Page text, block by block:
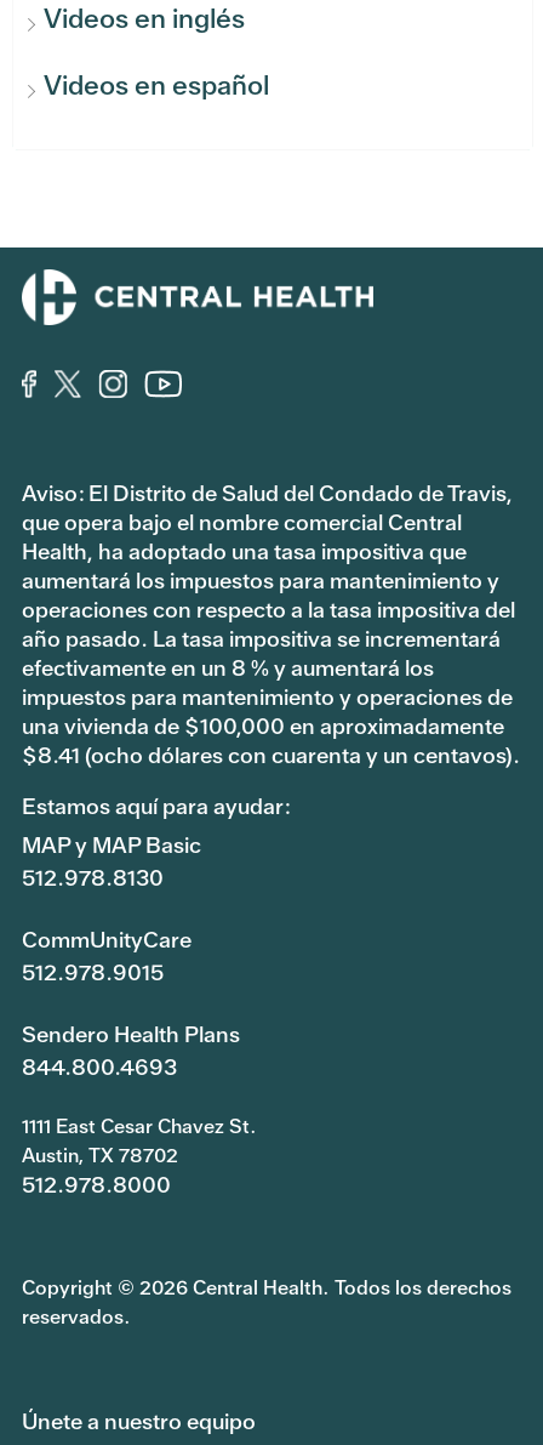
Videos en inglés
Videos en español
Aviso: El Distrito de Salud del Condado de Travis,
que opera bajo el nombre comercial Central
Health, ha adoptado una tasa impositiva que
aumentará los impuestos para mantenimiento y
operaciones con respecto a la tasa impositiva del
año pasado. La tasa impositiva se incrementará
efectivamente en un 8 % y aumentará los
impuestos para mantenimiento y operaciones de
una vivienda de $100,000 en aproximadamente
$8.41 (ocho dólares con cuarenta y un centavos).
Estamos aquí para ayudar:
MAP y MAP Basic
512.978.8130
CommUnityCare
512.978.9015
Sendero Health Plans
844.800.4693
1111 East Cesar Chavez St.
Austin, TX 78702
512.978.8000
Copyright © 2026 Central Health. Todos los derechos
reservados.
Únete a nuestro equipo